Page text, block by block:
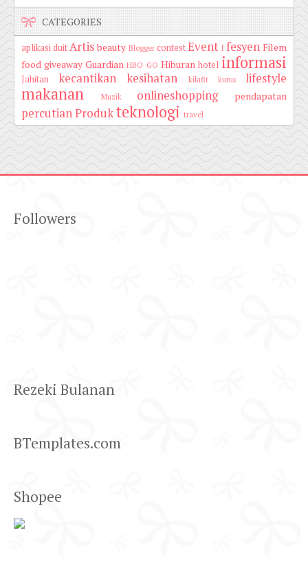
CATEGORIES
aplikasi duitArtis beauty Blogger contestEvent f fesyen Filem
food giveaway Guardian HBO GO Hiburan hotel informasi
Jahitan kecantikan kesihatan kilafit kurus lifestyle
makanan Muzik onlineshopping pendapatan
percutianProdukteknologi travel
Followers
Rezeki Bulanan
BTemplates.com
Shopee